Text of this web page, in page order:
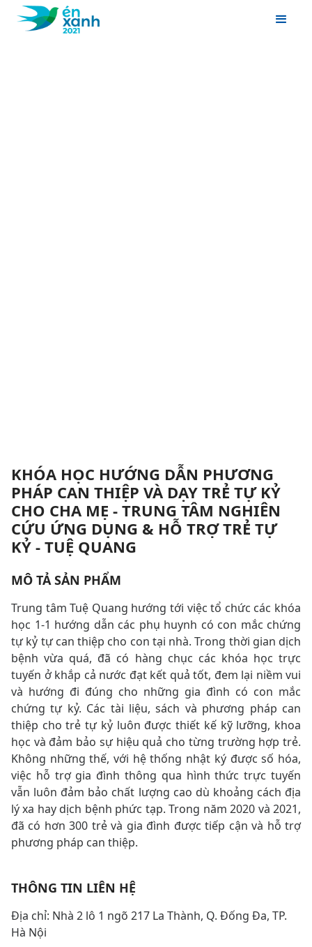
KHÓA HỌC HƯỚNG DẪN PHƯƠNG
PHÁP CAN THIỆP VÀ DẠY TRẺ TỰ KỶ
CHO CHA MẸ - TRUNG TÂM NGHIÊN
CỨU ỨNG DỤNG & HỖ TRỢ TRẺ TỰ
KỶ - TUỆ QUANG
MÔ TẢ SẢN PHẨM
Trung tâm Tuệ Quang hướng tới việc tổ chức các khóa
học 1-1 hướng dẫn các phụ huynh có con mắc chứng
tự kỷ tự can thiệp cho con tại nhà. Trong thời gian dịch
bệnh vừa quá, đã có hàng chục các khóa học trực
tuyến ở khắp cả nước đạt kết quả tốt, đem lại niềm vui
và hướng đi đúng cho những gia đình có con mắc
chứng tự kỷ. Các tài liệu, sách và phương pháp can
thiệp cho trẻ tự kỷ luôn được thiết kế kỹ lưỡng, khoa
học và đảm bảo sự hiệu quả cho từng trường hợp trẻ.
Không những thế, với hệ thống nhật ký được số hóa,
việc hỗ trợ gia đình thông qua hình thức trực tuyến
vẫn luôn đảm bảo chất lượng cao dù khoảng cách địa
lý xa hay dịch bệnh phức tạp. Trong năm 2020 và 2021,
đã có hơn 300 trẻ và gia đình được tiếp cận và hỗ trợ
phương pháp can thiệp.
THÔNG TIN LIÊN HỆ
Địa chỉ: Nhà 2 lô 1 ngõ 217 La Thành, Q. Đống Đa, TP.
Hà Nội